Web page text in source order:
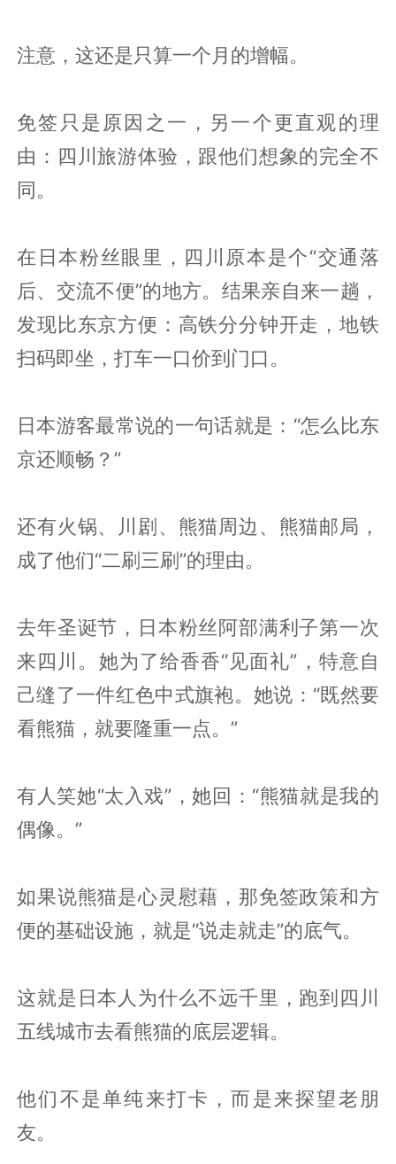
注意，这还是只算一个月的增幅。
免签只是原因之一，另一个更直观的理
由：四川旅游体验，跟他们想象的完全不
同。
在日本粉丝眼里，四川原本是个“交通落
后、交流不便”的地方。结果亲自来一趟，
发现比东京方便：高铁分分钟开走，地铁
扫码即坐，打车一口价到门口。
日本游客最常说的一句话就是：“怎么比东
京还顺畅？”
还有火锅、川剧、熊猫周边、熊猫邮局，
成了他们“二刷三刷”的理由。
去年圣诞节，日本粉丝阿部满利子第一次
来四川。她为了给香香“见面礼”，特意自
己缝了一件红色中式旗袍。她说：“既然要
看熊猫，就要隆重一点。”
有人笑她“太入戏”，她回：“熊猫就是我的
偶像。”
如果说熊猫是心灵慰藉，那免签政策和方
便的基础设施，就是“说走就走”的底气。
这就是日本人为什么不远千里，跑到四川
五线城市去看熊猫的底层逻辑。
他们不是单纯来打卡，而是来探望老朋
友。